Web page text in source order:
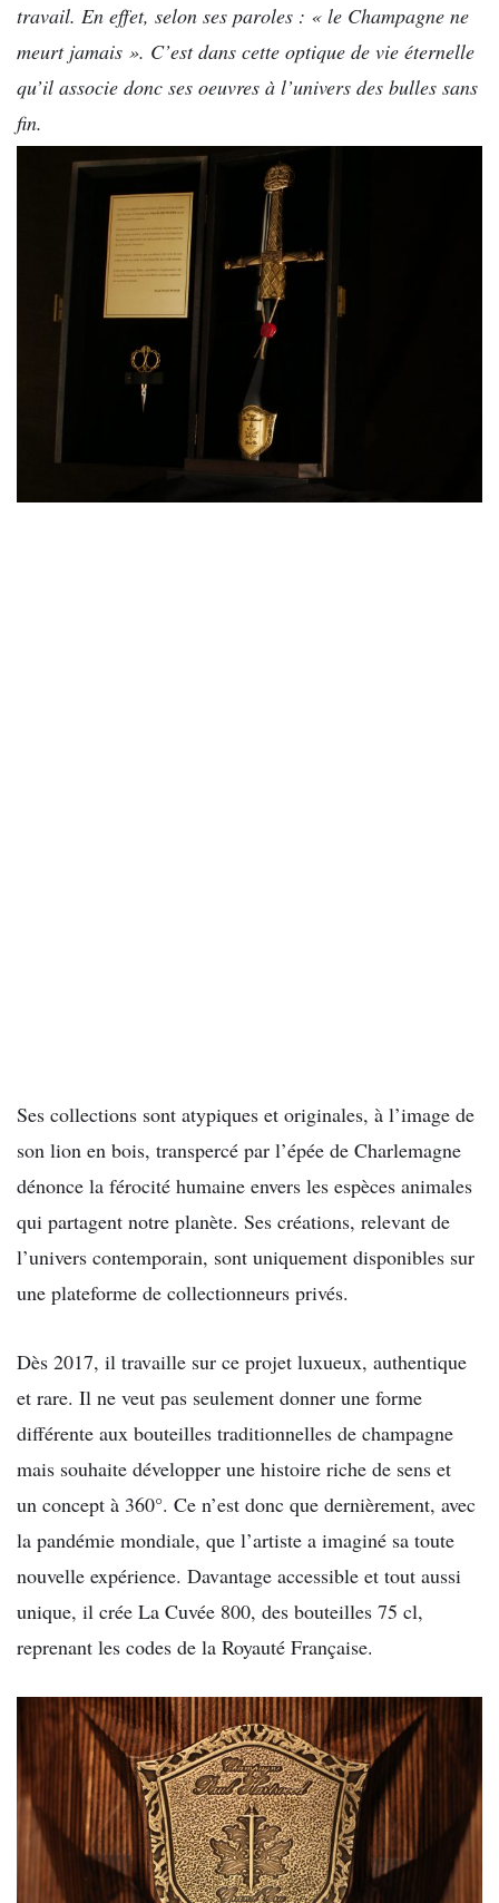
travail. En effet, selon ses paroles : « le Champagne ne
meurt jamais ». C’est dans cette optique de vie éternelle
qu’il associe donc ses oeuvres à l’univers des bulles sans
fin.
Ses collections sont atypiques et originales, à l’image de
son lion en bois, transpercé par l’épée de Charlemagne
dénonce la férocité humaine envers les espèces animales
qui partagent notre planète. Ses créations, relevant de
l’univers contemporain, sont uniquement disponibles sur
une plateforme de collectionneurs privés.
Dès 2017, il travaille sur ce projet luxueux, authentique
et rare. Il ne veut pas seulement donner une forme
différente aux bouteilles traditionnelles de champagne
mais souhaite développer une histoire riche de sens et
un concept à 360°. Ce n’est donc que dernièrement, avec
la pandémie mondiale, que l’artiste a imaginé sa toute
nouvelle expérience. Davantage accessible et tout aussi
unique, il crée La Cuvée 800, des bouteilles 75 cl,
reprenant les codes de la Royauté Française.